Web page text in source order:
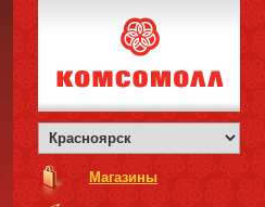
Магазины